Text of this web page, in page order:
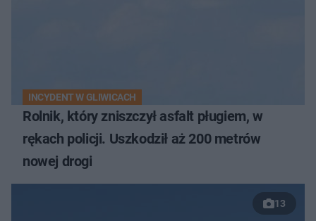
INCYDENT W GLIWICACH
Rolnik, który zniszczył asfalt pługiem, w
rękach policji. Uszkodził aż 200 metrów
nowej drogi
13